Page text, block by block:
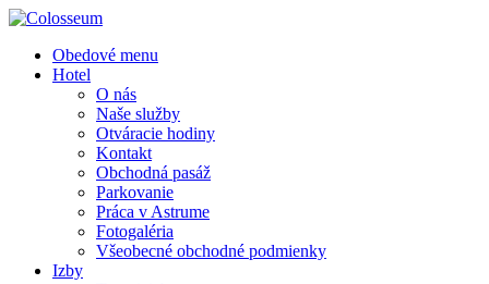
Obedové menu
Hotel
O nás
Naše služby
Otváracie hodiny
Kontakt
Obchodná pasáž
Parkovanie
Práca v Astrume
Fotogaléria
Všeobecné obchodné podmienky
Izby